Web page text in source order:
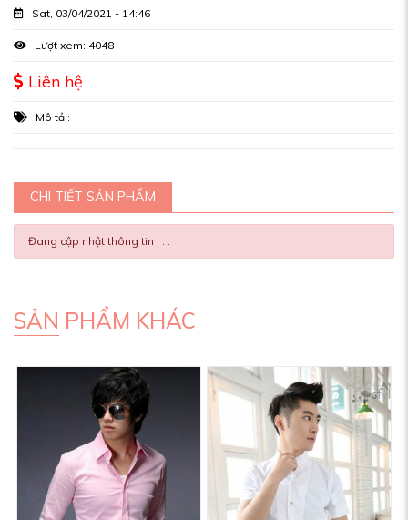
Sat, 03/04/2021 - 14:46
Lượt xem: 4048
Liên hệ
Mô tả :
CHI TIẾT SẢN PHẨM
Đang cập nhật thông tin . . .
SẢN PHẨM KHÁC